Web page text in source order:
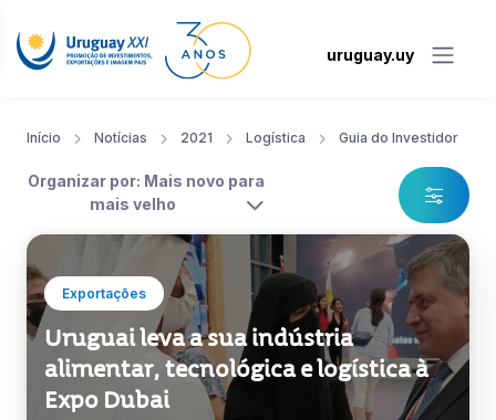
uruguay.uy
Início Notícias 2021 Logística Guia do Investidor
Organizar por: Mais novo para
mais velho
Exportações
Uruguai leva a sua indústria
alimentar, tecnológica e logística à
Expo Dubai